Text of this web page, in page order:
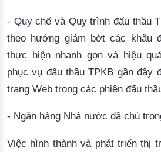
- Quy chế và Quy trình đấu thầu
theo hướng giảm bớt các khâu
thực hiện nhanh gọn và hiệu
phục vụ đấu thầu TPKB gần đây
trang Web trong các phiên đấu
- Ngân hàng Nhà nước đã chú
Việc hình thành và phát triển thị